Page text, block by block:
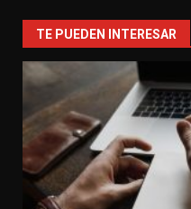
TE PUEDEN INTERESAR